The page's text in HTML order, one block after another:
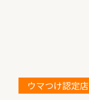
ウマつけ認定店